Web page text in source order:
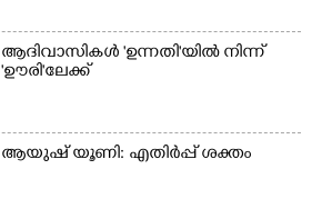
ആദിവാസികൾ 'ഉന്നതി'യിൽ നിന്ന്
'ഊരി'ലേക്ക്
ആയുഷ് യൂണി: എതിർപ്പ് ശക്തം